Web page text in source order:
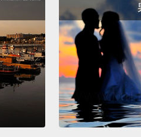
他們說：「然後去跑步或健身
一小塊巧克力。」
is kind of counterintuitive,
are exercising are trying
chocolate.
And yet what the
brain needed that reward.